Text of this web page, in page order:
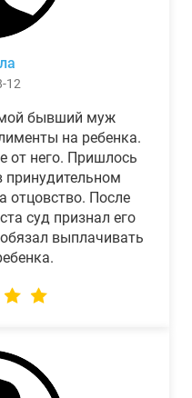
12
мой бывший муж
на ребенка.
от него. Пришлось
принудительном
отцовство. После
суд признал его
выплачивать